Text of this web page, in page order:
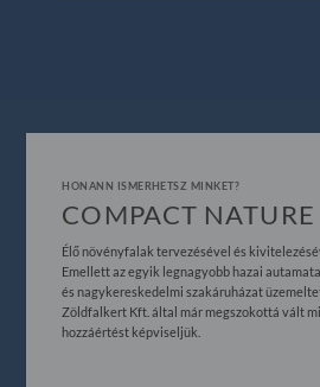
HONANN ISMERHETSZ MINKET?
COMPACT NATURE
Élő növényfalak tervezésével és
Emellett az egyik legnagyobb hazai
és nagykereskedelmi szakáruházat
Zöldfalkert Kft. által már megszokottá vált
hozzáértést képviseljük.